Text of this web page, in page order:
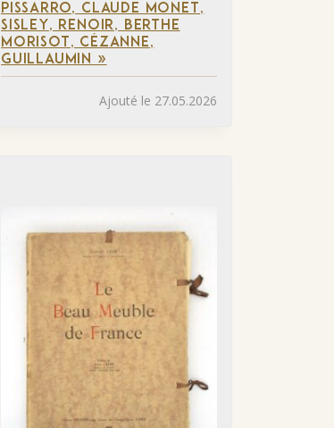
PISSARRO, CLAUDE MONET,
SISLEY, RENOIR, BERTHE
MORISOT, CÉZANNE,
GUILLAUMIN »
Ajouté le 27.05.2026